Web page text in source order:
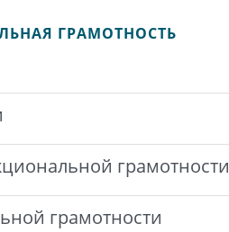
ГРАМОТНОСТЬ
грамотности
грамотности